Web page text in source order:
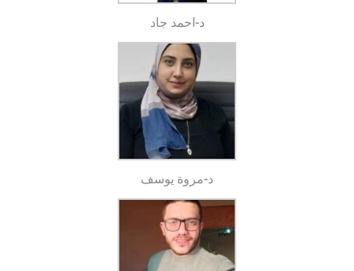
د-احمد جاد
د-مروة يوسف